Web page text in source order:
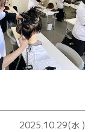
2025.10.29(水 )